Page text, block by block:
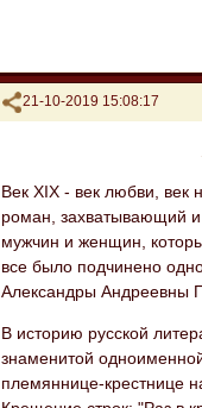
Поделиться
21-10-2019 15:08:17
Век XIX - век любви, век
роман, захватывающий
мужчин и женщин,
все было подчинено
Александры Андреевны
В историю русской
знаменитой
племяннице-крестнице